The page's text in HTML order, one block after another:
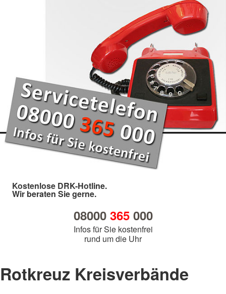
Kostenlose DRK-Hotline.
Wir beraten Sie gerne.
08000 365000
Infos für Sie kostenfrei
rund um die Uhr
Rotkreuz Kreisverbände